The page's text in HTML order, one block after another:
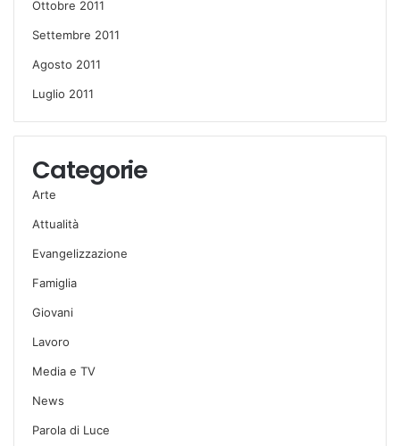
Ottobre 2011
Settembre 2011
Agosto 2011
Luglio 2011
Categorie
Arte
Attualità
Evangelizzazione
Famiglia
Giovani
Lavoro
Media e TV
News
Parola di Luce